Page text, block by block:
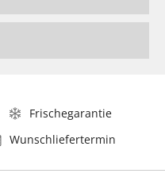
Frischegarantie
Wunschliefertermin